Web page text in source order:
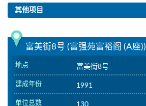
其他项目
富美街8号 (富强苑富裕阁 (A座))
地点 富美街8号
建成年份 1991
单位总数 130